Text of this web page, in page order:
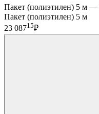
Пакет (полиэтилен) 5 м —
Пакет (полиэтилен) 5 м
23 08715₽